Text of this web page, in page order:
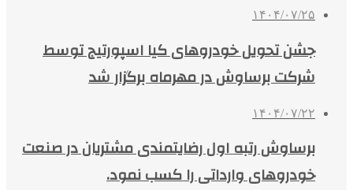
۱۴۰۴/۰۷/۲۵
جشن تحویل خودروهای کیا اسپورتیج توسط
شرکت برساوش در مهرماه برگزار شد
۱۴۰۴/۰۷/۲۲
برساوش رتبه اول رضایتمندی مشتریان در صنعت
خودروهای وارداتی را کسب نمود.